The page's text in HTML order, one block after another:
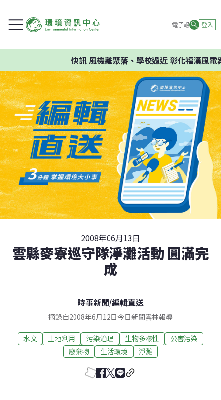
電子報 登入
快訊風機離聚落、學校過近 彰化福漢風電
2008年06月13日
雲縣麥寮巡守隊淨灘活動 圓滿完
成
時事新聞/編輯直送
摘錄自2008年6月12日今日新聞雲林報導
水文 土地利用 污染治理 生物多樣性
公害污染
廢棄物
生活環境 淨灘